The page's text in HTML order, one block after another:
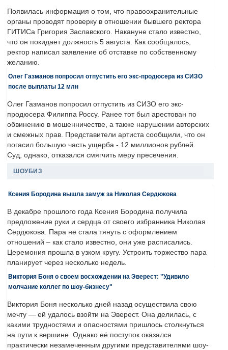
Появилась информация о том, что правоохранительные
органы проводят проверку в отношении бывшего ректора
ГИТИСа Григория Заславского. Накануне стало известно,
что он покидает должность 5 августа. Как сообщалось,
ректор написал заявление об отставке по собственному
желанию.
Олег Газманов попросил отпустить его экс-продюсера из СИЗО
после выплаты 12 млн
Олег Газманов попросил отпустить из СИЗО его экс-
продюсера Филиппа Россу. Ранее тот был арестован по
обвинению в мошенничестве, а также нарушении авторских
и смежных прав. Представители артиста сообщили, что он
погасил большую часть ущерба - 12 миллионов рублей.
Суд, однако, отказался смягчить меру пресечения.
ШОУБИЗ
Ксения Бородина вышла замуж за Николая Сердюкова
В декабре прошлого года Ксения Бородина получила
предложение руки и сердца от своего избранника Николая
Сердюкова. Пара не стала тянуть с оформлением
отношений – как стало известно, они уже расписались.
Церемония прошла в узком кругу. Устроить торжество пара
планирует через несколько недель.
Виктория Боня о своем восхождении на Эверест: "Удивило
молчание коллег по шоу-бизнесу"
Виктория Боня несколько дней назад осуществила свою
мечту — ей удалось взойти на Эверест. Она делилась, с
какими трудностями и опасностями пришлось столкнуться
на пути к вершине. Однако её поступок оказался
практически незамеченным другими представителями шоу-